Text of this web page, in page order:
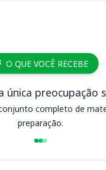
O QUE VOCÊ RECEBE
única preocupação
completo de
preparação.